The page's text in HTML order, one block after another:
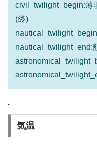
civil_twilight_begin:薄
(終)
nautical_twilight_end:
"
気温